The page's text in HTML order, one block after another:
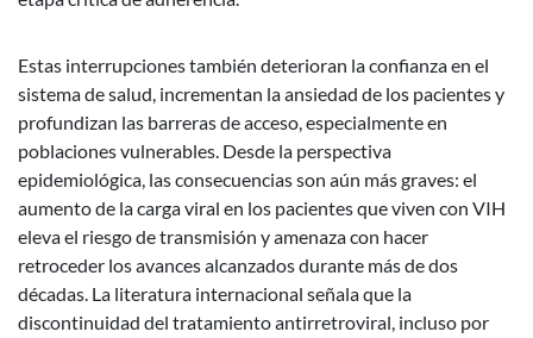
Estas interrupciones también deterioran la confianza en el
sistema de salud, incrementan la ansiedad de los pacientes y
profundizan las barreras de acceso, especialmente en
poblaciones vulnerables. Desde la perspectiva
epidemiológica, las consecuencias son aún más graves: el
aumento de la carga viral en los pacientes que viven con VIH
eleva el riesgo de transmisión y amenaza con hacer
retroceder los avances alcanzados durante más de dos
décadas. La literatura internacional señala que la
discontinuidad del tratamiento antirretroviral, incluso por